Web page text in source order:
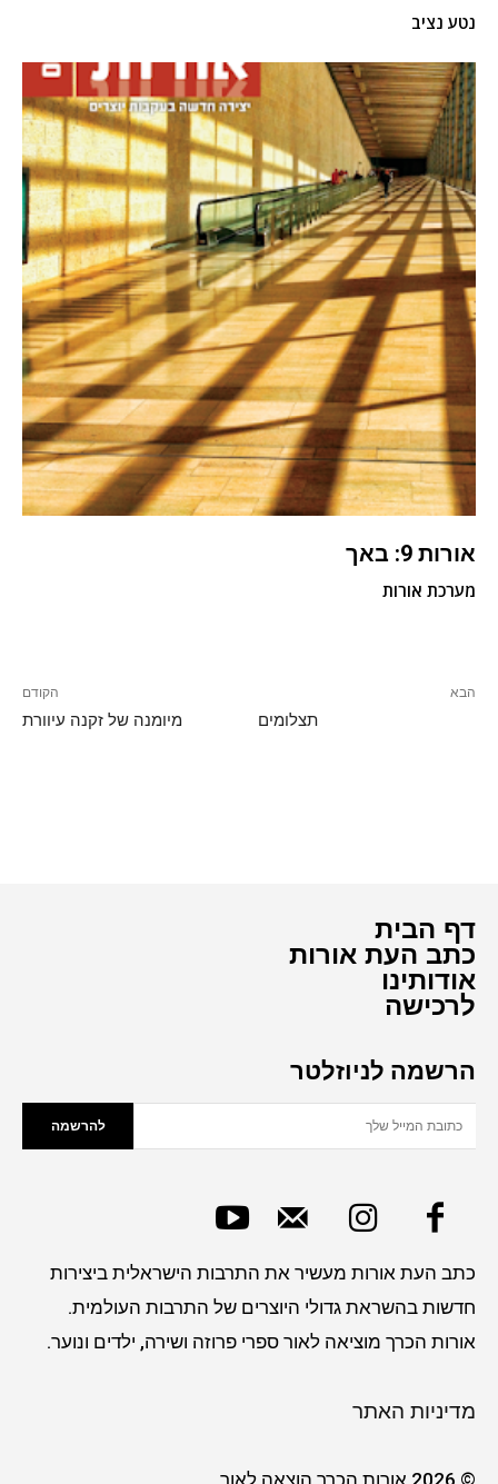
נטע נציב
אורות 9: באך
מערכת אורות
הקודם
מיומנה של זקנה עיוורת
הבא
תצלומים
דף הבית
כתב העת אורות
אודותינו
לרכישה
הרשמה לניוזלטר
להרשמה
כתב העת אורות מעשיר את התרבות הישראלית ביצירות
חדשות בהשראת גדולי היוצרים של התרבות העולמית.
אורות הכרך מוציאה לאור ספרי פרוזה ושירה, ילדים ונוער.
מדיניות האתר